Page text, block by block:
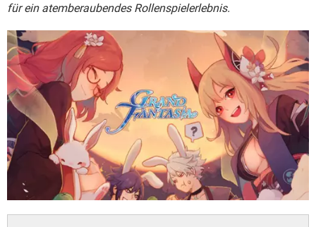
für ein atemberaubendes Rollenspielerlebnis.